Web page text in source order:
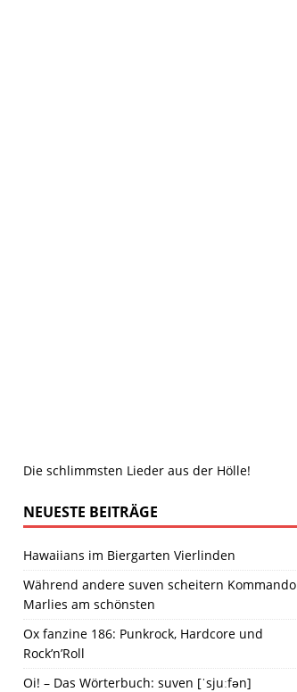
Die schlimmsten Lieder aus der Hölle!
NEUESTE BEITRÄGE
Hawaiians im Biergarten Vierlinden
Während andere suven scheitern Kommando
Marlies am schönsten
Ox fanzine 186: Punkrock, Hardcore und
Rock’n’Roll
Oi! – Das Wörterbuch: suven [ˈsjuːfən]